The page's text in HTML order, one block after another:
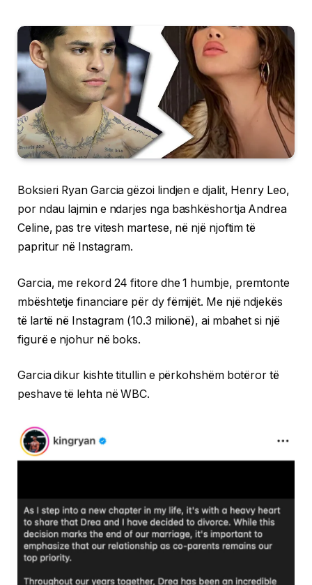
Boksieri Ryan Garcia gëzoi lindjen e djalit, Henry Leo,
por ndau lajmin e ndarjes nga bashkëshortja Andrea
Celine, pas tre vitesh martese, në një njoftim të
papritur në Instagram.
Garcia, me rekord 24 fitore dhe 1 humbje, premtonte
mbështetje financiare për dy fëmijët. Me një ndjekës
të lartë në Instagram (10.3 milionë), ai mbahet si një
figurë e njohur në boks.
Garcia dikur kishte titullin e përkohshëm botëror të
peshave të lehta në WBC.